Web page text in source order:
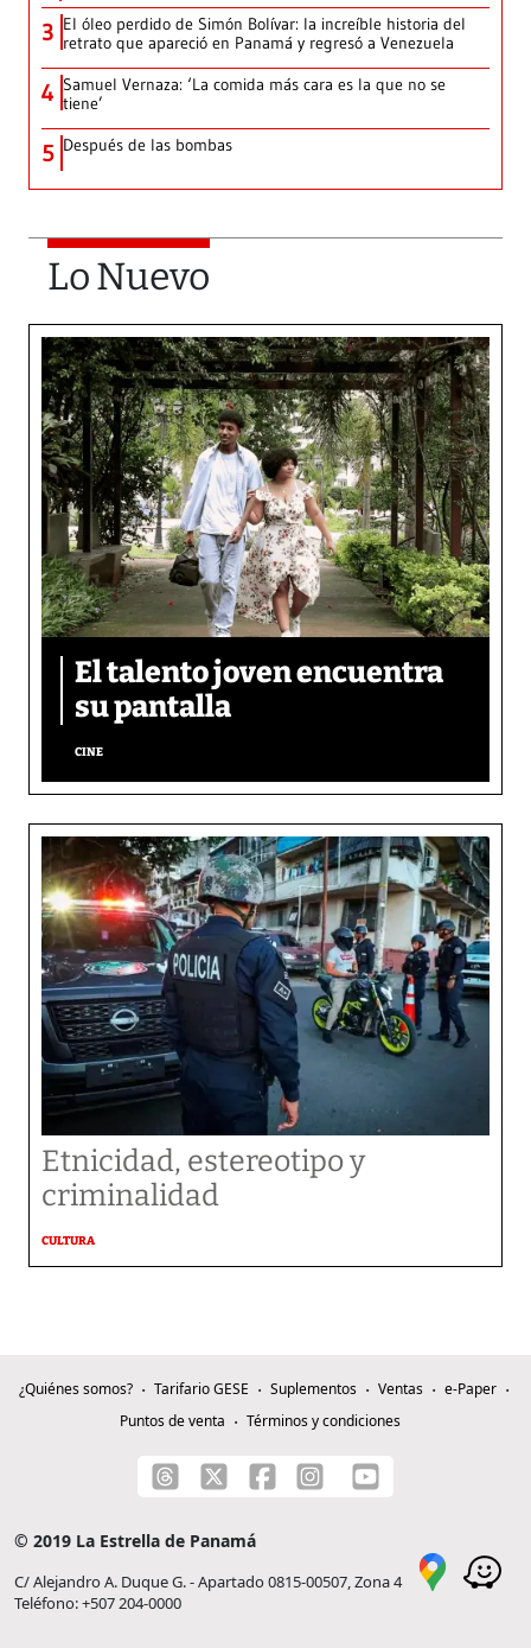
3 El óleo perdido de Simón Bolívar: la increíble historia del
retrato que apareció en Panamá y regresó a Venezuela
4 Samuel Vernaza: ‘La comida más cara es la que no se
tiene’
5 Después de las bombas
Lo Nuevo
El talento joven encuentra
su pantalla​
CINE
Etnicidad, estereotipo y
criminalidad
CULTURA
¿Quiénes somos? Tarifario GESE Suplementos Ventas
e-Paper
Puntos de venta
Términos y condiciones
© 2019 La Estrella de Panamá
C/ Alejandro A. Duque G. - Apartado 0815-00507, Zona 4
Teléfono: +507 204-0000